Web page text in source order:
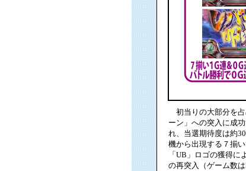
初当りの大部分を占
ーン」への突入に成
れ、当選期待度は約
機から出現する７揃
「UB」ロゴの獲得
の再突入（ゲーム数